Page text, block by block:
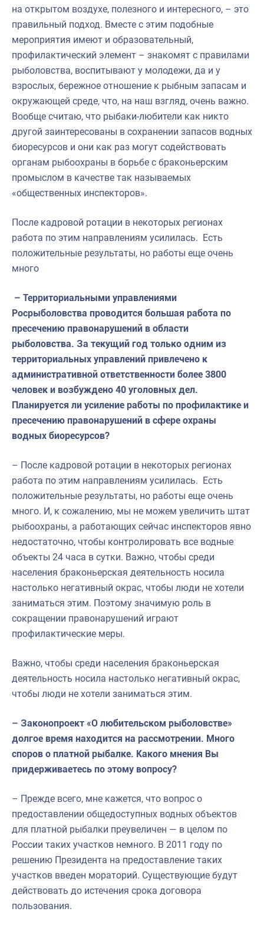
на открытом воздухе, полезного и интересного, – это
правильный подход. Вместе с этим подобные
мероприятия имеют и образовательный,
профилактический элемент – знакомят с правилами
рыболовства, воспитывают у молодежи, да и у
взрослых, бережное отношение к рыбным запасам и
окружающей среде, что, на наш взгляд, очень важно.
Вообще считаю, что рыбаки-любители как никто
другой заинтересованы в сохранении запасов водных
биоресурсов и они как раз могут содействовать
органам рыбоохраны в борьбе с браконьерским
промыслом в качестве так называемых
«общественных инспекторов».
После кадровой ротации в некоторых регионах
работа по этим направлениям усилилась. Есть
положительные результаты, но работы еще очень
много
– Территориальными управлениями
Росрыболовства проводится большая работа по
пресечению правонарушений в области
рыболовства. За текущий год только одним из
территориальных управлений привлечено к
административной ответственности более 3800
человек и возбуждено 40 уголовных дел.
Планируется ли усиление работы по профилактике и
пресечению правонарушений в сфере охраны
водных биоресурсов?
– После кадровой ротации в некоторых регионах
работа по этим направлениям усилилась. Есть
положительные результаты, но работы еще очень
много. И, к сожалению, мы не можем увеличить штат
рыбоохраны, а работающих сейчас инспекторов явно
недостаточно, чтобы контролировать все водные
объекты 24 часа в сутки. Важно, чтобы среди
населения браконьерская деятельность носила
настолько негативный окрас, чтобы люди не хотели
заниматься этим. Поэтому значимую роль в
сокращении правонарушений играют
профилактические меры.
Важно, чтобы среди населения браконьерская
деятельность носила настолько негативный окрас,
чтобы люди не хотели заниматься этим.
– Законопроект «О любительском рыболовстве»
долгое время находится на рассмотрении. Много
споров о платной рыбалке. Какого мнения Вы
придерживаетесь по этому вопросу?
– Прежде всего, мне кажется, что вопрос о
предоставлении общедоступных водных объектов
для платной рыбалки преувеличен — в целом по
России таких участков немного. В 2011 году по
решению Президента на предоставление таких
участков введен мораторий. Существующие будут
действовать до истечения срока договора
пользования.